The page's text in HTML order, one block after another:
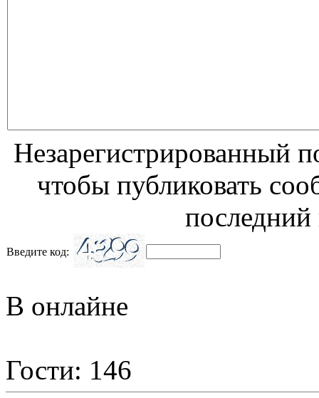
Незарегистрированный
чтобы публиковать
Введите код:
В онлайне
Гости: 146